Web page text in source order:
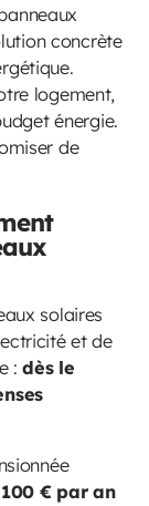
concrète
logement,
énergie.
de
solaires
et de
:dès le
€ par an